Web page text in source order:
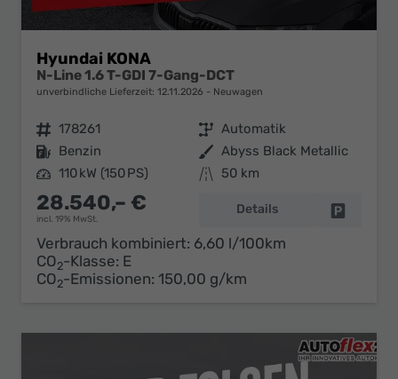
Hyundai KONA
N-Line 1.6 T-GDI 7-Gang-DCT
unverbindliche Lieferzeit: 12.11.2026 Neuwagen
Fahrzeugnr. 178261 Getriebe Automatik
Kraftstoff Benzin Außenfarbe Abyss Black Metallic
Leistung 110 kW (150 PS) Kilometerstand 50 km
28.540,– €
incl. 19% MwSt.
Details
Verbrauch kombiniert: 6,60 l/100km
CO2-Klasse: E
CO2-Emissionen: 150,00 g/km